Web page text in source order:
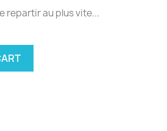
repartir au plus vite...